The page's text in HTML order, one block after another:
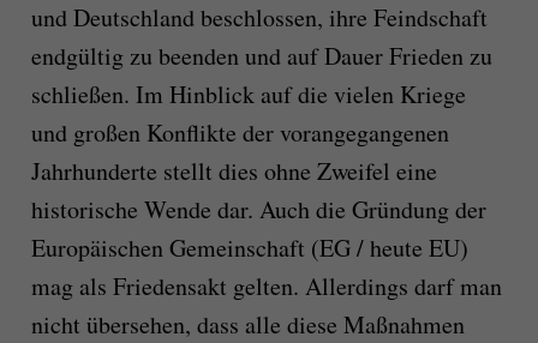
und Deutschland beschlossen, ihre Feindschaft
endgültig zu beenden und auf Dauer Frieden zu
schließen. Im Hinblick auf die vielen Kriege
und großen Konflikte der vorangegangenen
Jahrhunderte stellt dies ohne Zweifel eine
historische Wende dar. Auch die Gründung der
Europäischen Gemeinschaft (EG / heute EU)
mag als Friedensakt gelten. Allerdings darf man
nicht übersehen, dass alle diese Maßnahmen